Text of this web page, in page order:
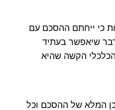
כי ייחתם ההסכם עם
שיאפשר בעתיד
הקשה שהיא
המלא של ההסכם וכל